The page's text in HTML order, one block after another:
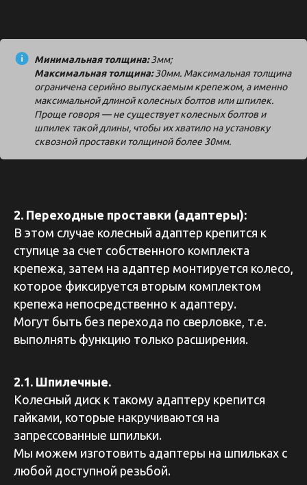
Минимальная толщина:3мм;
Максимальная толщина:30мм. Максимальная толщина
ограничена серийно выпускаемым крепежом, а именно
максимальной длиной колесных болтов или шпилек.
Проще говоря — не существует колесных болтов и
шпилек такой длины, чтобы их хватило на установку
сквозной проставки толщиной более 30мм.
2. Переходные проставки (адаптеры):
В этом случае колесный адаптер крепится к
ступице за счет собственного комплекта
крепежа, затем на адаптер монтируется колесо,
которое фиксируется вторым комплектом
крепежа непосредственно к адаптеру.
Могут быть без перехода по сверловке, т.е.
выполнять функцию только расширения.
2.1. Шпилечные.
Колесный диск к такому адаптеру крепится
гайками, которые накручиваются на
запрессованные шпильки.
Мы можем изготовить адаптеры на шпильках с
любой доступной резьбой.